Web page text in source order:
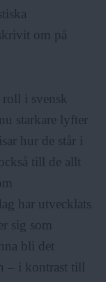
om på
i svensk
starkare lyfter
hur de står i
till de allt
har utvecklats
sig som
bli det
– i kontrast till